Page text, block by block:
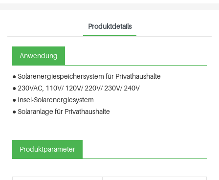
Produktdetails
Anwendung
● Solarenergiespeichersystem für Privathaushalte
● 230VAC, 110V/ 120V/ 220V/ 230V/ 240V
● Insel-Solarenergiesystem
● Solaranlage für Privathaushalte
Produktparameter